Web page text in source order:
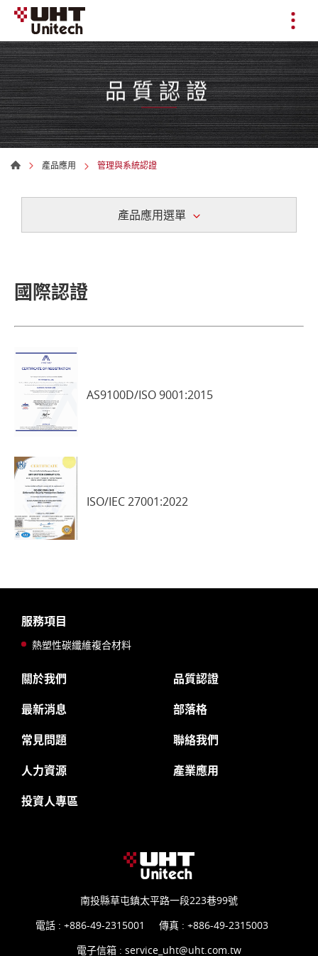
品質認證
產品應用 管理與系統認證
產品應用選單
國際認證
AS9100D/ISO 9001:2015
ISO/IEC 27001:2022
服務項目
熱塑性碳纖維複合材料
關於我們
品質認證
最新消息
部落格
常見問題
聯絡我們
人力資源
產業應用
投資人專區
南投縣草屯鎮太平路一段223巷99號
電話 : +886-49-2315001
傳真 : +886-49-2315003
電子信箱 : service_uht@uht.com.tw